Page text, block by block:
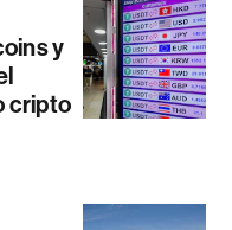
y
cripto